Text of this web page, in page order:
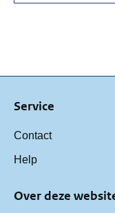
Service
Contact
Help
Over deze